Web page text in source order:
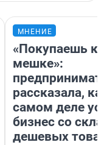
МНЕНИЕ
«Покупаешь
мешке»:
рассказала,
самом деле
бизнес со
дешевых